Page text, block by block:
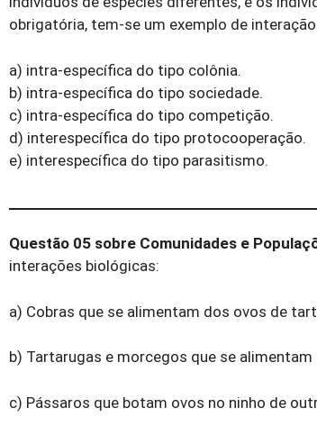
obrigatória, tem-se um exemplo de
a) intra-específica do tipo colônia.
b) intra-específica do tipo sociedade.
c) intra-específica do tipo competição.
d) interespecífica do tipo protocooperação.
e) interespecífica do tipo parasitismo.
Questão 05 sobre Comunidades e
interações biológicas:
a) Cobras que se alimentam dos ovos de
b) Tartarugas e morcegos que se
c) Pássaros que botam ovos no ninho de